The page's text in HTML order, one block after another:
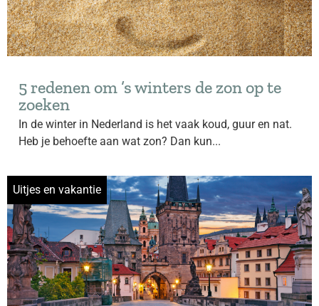
5 redenen om ’s winters de zon op te
zoeken
In de winter in Nederland is het vaak koud, guur en nat.
Heb je behoefte aan wat zon? Dan kun...
Uitjes en vakantie